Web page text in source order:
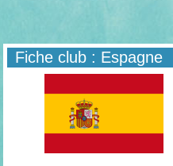
Fiche club : Espagne